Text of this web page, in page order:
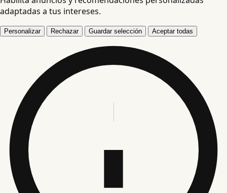
adaptadas a tus intereses.
Personalizar Rechazar Guardar selección Aceptar todas